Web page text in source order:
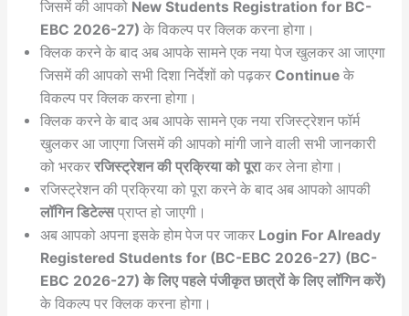
जिसमें की आपको New Students Registration for BC-
EBC 2026-27) के विकल्प पर क्लिक करना होगा।
क्लिक करने के बाद अब आपके सामने एक नया पेज खुलकर आ जाएगा
जिसमें की आपको सभी दिशा निर्देशों को पढ़कर Continue के
विकल्प पर क्लिक करना होगा।
क्लिक करने के बाद अब आपके सामने एक नया रजिस्ट्रेशन फॉर्म
खुलकर आ जाएगा जिसमें की आपको मांगी जाने वाली सभी जानकारी
को भरकर रजिस्ट्रेशन की प्रक्रिया को पूराकर लेना होगा।
रजिस्ट्रेशन की प्रक्रिया को पूरा करने के बाद अब आपको आपकी
लॉगिन डिटेल्सप्राप्त हो जाएगी।
अब आपको अपना इसके होम पेज पर जाकर Login For Already
Registered Students for (BC-EBC 2026-27) (BC-
EBC 2026-27) के लिए पहले पंजीकृत छात्रों के लिए लॉगिन करें)
के विकल्प पर क्लिक करना होगा।